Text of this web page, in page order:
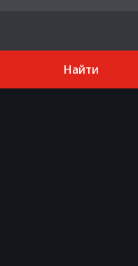
Найти